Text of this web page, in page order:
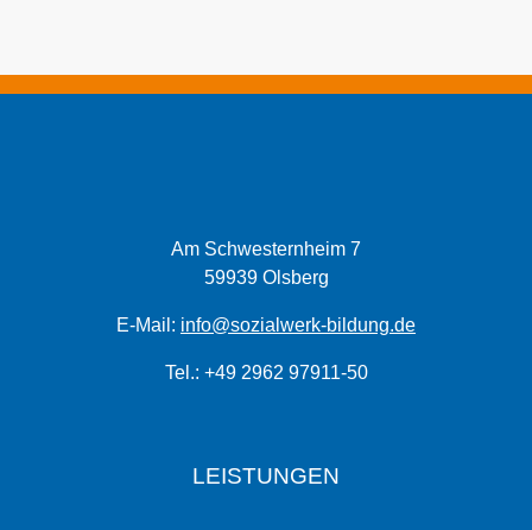
Am Schwesternheim 7
59939 Olsberg
E-Mail: info@sozialwerk-bildung.de
Tel.: +49 2962 97911-50
LEISTUNGEN